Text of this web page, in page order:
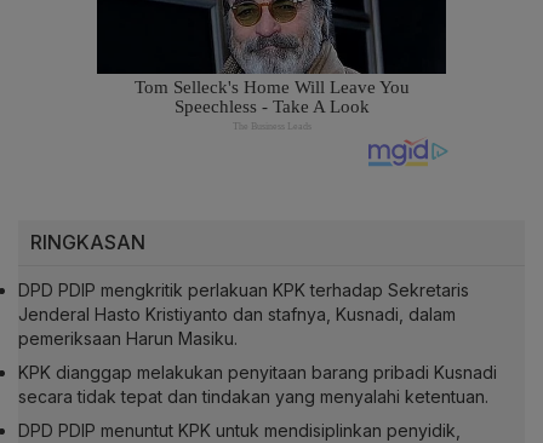
RINGKASAN
DPD PDIP mengkritik perlakuan KPK terhadap Sekretaris
Jenderal Hasto Kristiyanto dan stafnya, Kusnadi, dalam
pemeriksaan Harun Masiku.
KPK dianggap melakukan penyitaan barang pribadi Kusnadi
secara tidak tepat dan tindakan yang menyalahi ketentuan.
DPD PDIP menuntut KPK untuk mendisiplinkan penyidik,